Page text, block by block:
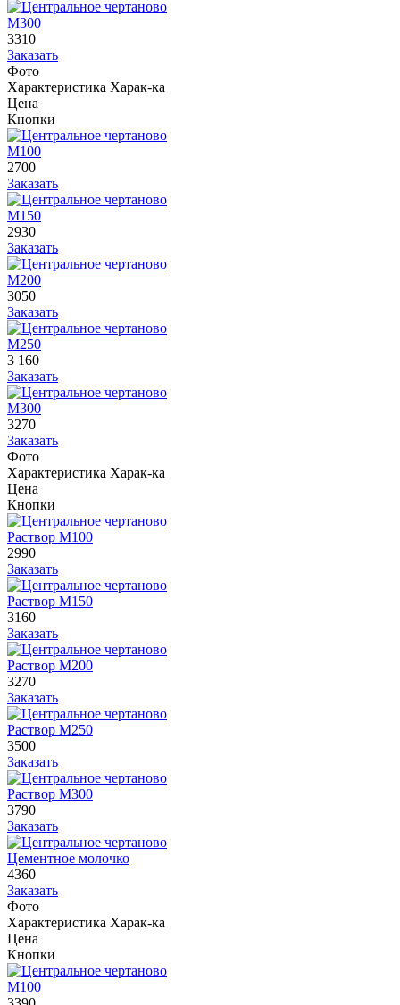
М300
3310
Заказать
Фото
Характеристика Харак-ка
Цена
Кнопки
М100
2700
Заказать
М150
2930
Заказать
М200
3050
Заказать
М250
3 160
Заказать
М300
3270
Заказать
Фото
Характеристика Харак-ка
Цена
Кнопки
Раствор М100
2990
Заказать
Раствор М150
3160
Заказать
Раствор М200
3270
Заказать
Раствор М250
3500
Заказать
Раствор М300
3790
Заказать
Цементное молочко
4360
Заказать
Фото
Характеристика Харак-ка
Цена
Кнопки
М100